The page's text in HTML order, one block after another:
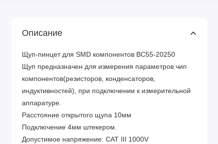
Описание
Щуп-пинцет для SMD компонентов BC55-20250
Щуп предназначен для измерения параметров чип
компонентов(резисторов, конденсаторов,
индуктивностей), при подключении к измерительной
аппаратуре.
Расстояние открытого щупа 10мм
Подключение 4мм штекером.
Допустимое напряжение: CAT III 1000V